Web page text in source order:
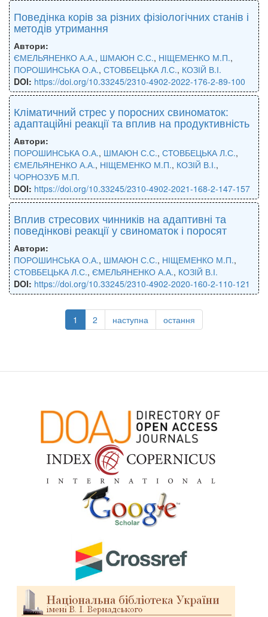
Поведінка корів за різних фізіологічних станів і
методів утримання
Автори:
ЄМЕЛЬЯНЕНКО А.А., ШМАЮН С.С., НІЩЕМЕНКО М.П.,
ПОРОШИНСЬКА О.А., СТОВБЕЦЬКА Л.С., КОЗІЙ В.І.
DOI: https://doi.org/10.33245/2310-4902-2022-176-2-89-100
Кліматичний стрес у поросних свиноматок:
адаптаційні реакції та вплив на продуктивність
Автори:
ПОРОШИНСЬКА О.А., ШМАЮН С.С., СТОВБЕЦЬКА Л.С.,
ЄМЕЛЬЯНЕНКО А.А., НІЩЕМЕНКО М.П., КОЗІЙ В.І.,
ЧОРНОЗУБ М.П.
DOI: https://doi.org/10.33245/2310-4902-2021-168-2-147-157
Вплив стресових чинників на адаптивні та
поведінкові реакції у свиноматок і поросят
Автори:
ПОРОШИНСЬКА О.А., ШМАЮН С.С., НІЩЕМЕНКО М.П.,
СТОВБЕЦЬКА Л.С., ЄМЕЛЬЯНЕНКО А.А., КОЗІЙ В.І.
DOI: https://doi.org/10.33245/2310-4902-2020-160-2-110-121
1 2 наступна остання